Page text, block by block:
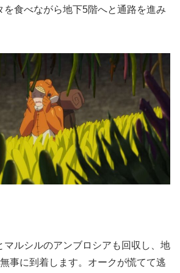
を食べながら地下5階へと通路を進み
マルシルのアンブロシアも回収し、地
事に到着します。オークが慌てて逃